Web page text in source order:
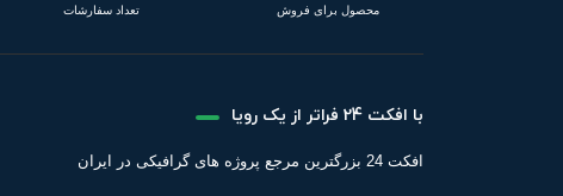
محصول برای فروش تعداد سفارشات
با افکت 24 فراتر از یک رویا
افکت 24 بزرگترین مرجع پروژه های گرافیکی در ایران